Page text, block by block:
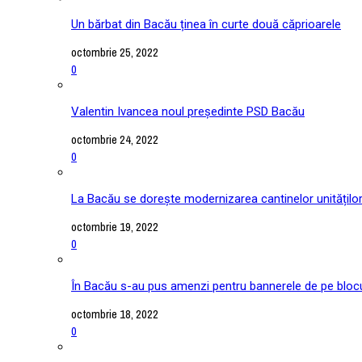
Un bărbat din Bacău ținea în curte două căprioarele
octombrie 25, 2022
0
Valentin Ivancea noul președinte PSD Bacău
octombrie 24, 2022
0
La Bacău se dorește modernizarea cantinelor
octombrie 19, 2022
0
În Bacău s-au pus amenzi pentru bannerele de pe
octombrie 18, 2022
0